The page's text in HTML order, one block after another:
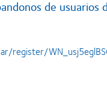
de
register/